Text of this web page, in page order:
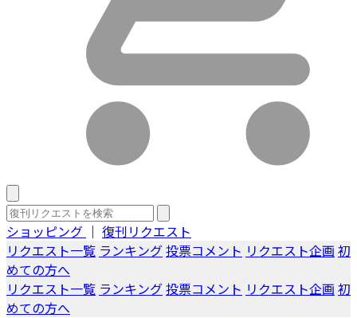
ショッピング ｜ 復刊リクエスト
リクエスト一覧 ランキング投票コメント リクエスト企画 初
めての方へ
リクエスト一覧 ランキング投票コメント リクエスト企画 初
めての方へ